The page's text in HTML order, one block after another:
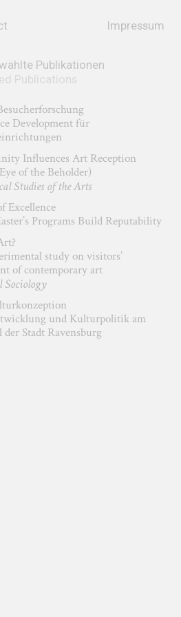
Impressum
Publikationen
Publications
Development für
Influences Art Reception
of the Beholder)
Studies of the Arts
Excellence
Programs Build Reputability
study on visitors’
of contemporary art
Sociology
und Kulturpolitik am
der Stadt Ravensburg